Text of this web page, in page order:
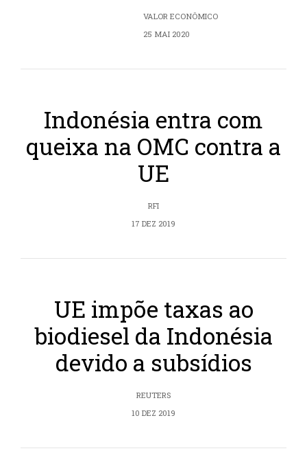
VALOR ECONÔMICO
25 MAI 2020
Indonésia entra com
queixa na OMC contra a
UE
RFI
17 DEZ 2019
UE impõe taxas ao
biodiesel da Indonésia
devido a subsídios
REUTERS
10 DEZ 2019